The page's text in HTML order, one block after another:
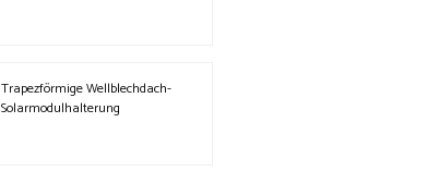
Trapezförmige Wellblechdach-
Solarmodulhalterung